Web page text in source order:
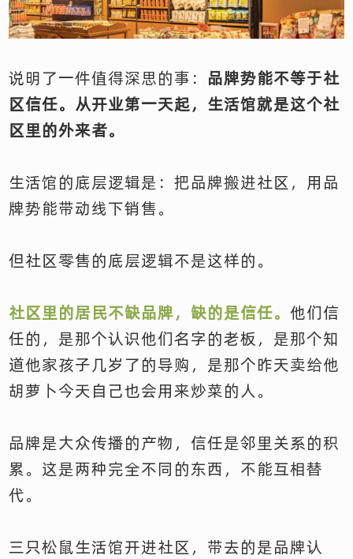
说明了一件值得深思的事： 品牌势能不等于社
区信任。从开业第一天起，生活馆就是这个社
区里的外来者。
生活馆的底层逻辑是：把品牌搬进社区，用品
牌势能带动线下销售。
但社区零售的底层逻辑不是这样的。
社区里的居民不缺品牌，缺的是信任。 他们信
任的，是那个认识他们名字的老板，是那个知
道他家孩子几岁了的导购，是那个昨天卖给他
胡萝卜今天自己也会用来炒菜的人。
品牌是大众传播的产物，信任是邻里关系的积
累。这是两种完全不同的东西，不能互相替
代。
三只松鼠生活馆开进社区，带去的是品牌认